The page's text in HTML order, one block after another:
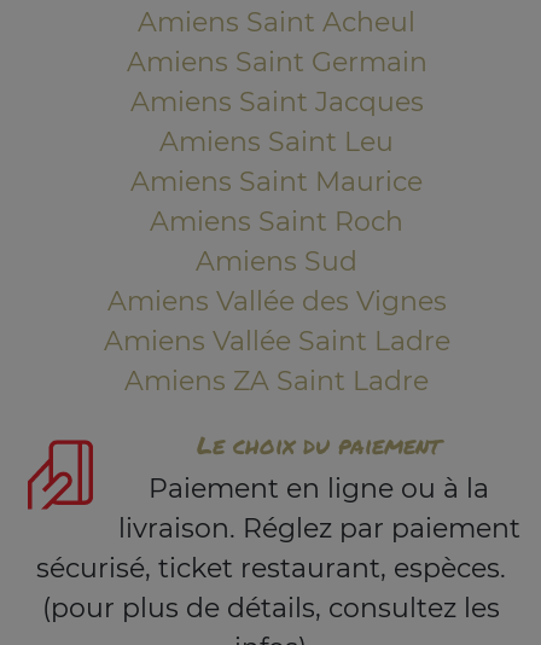
Amiens Saint Acheul
Amiens Saint Germain
Amiens Saint Jacques
Amiens Saint Leu
Amiens Saint Maurice
Amiens Saint Roch
Amiens Sud
Amiens Vallée des Vignes
Amiens Vallée Saint Ladre
Amiens ZA Saint Ladre
Le choix du paiement
Paiement en ligne ou à la
livraison. Réglez par paiement
sécurisé, ticket restaurant, espèces.
(pour plus de détails, consultez les